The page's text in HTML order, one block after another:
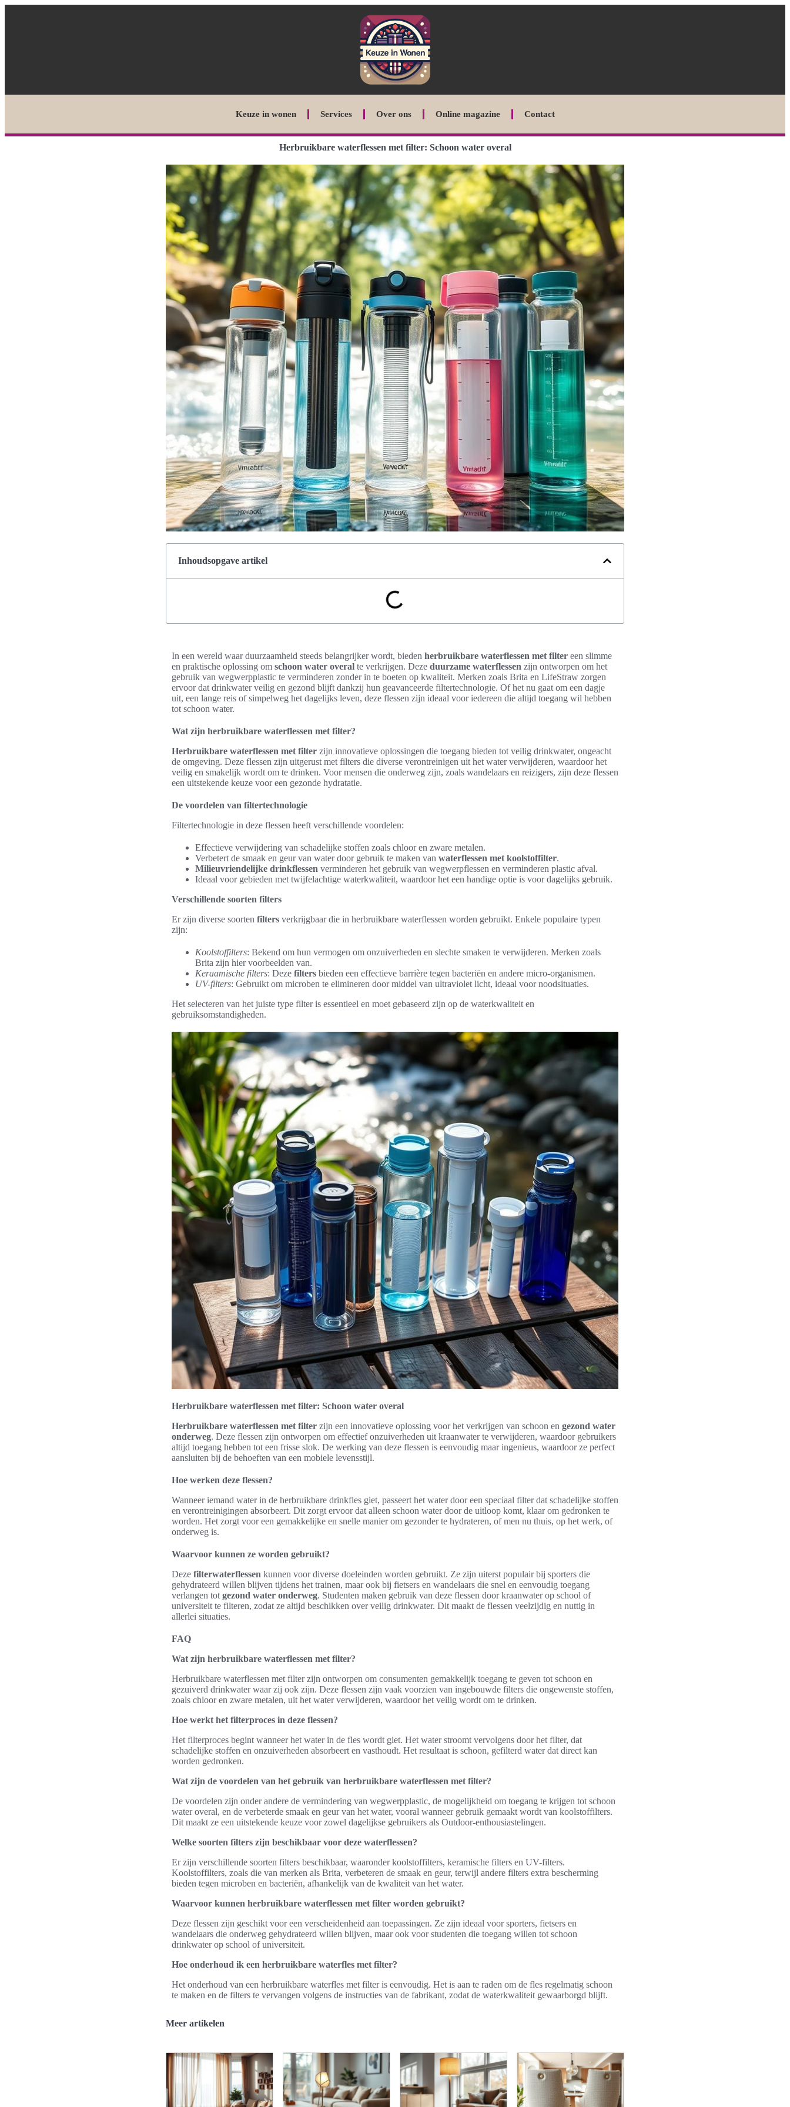
Keuze in wonen Services Over ons Online magazine Contact
Herbruikbare waterflessen met filter: Schoon water overal
Inhoudsopgave artikel
In een wereld waar duurzaamheid steeds belangrijker wordt, bieden herbruikbare waterflessen met filter een slimme
en praktische oplossing om schoon water overal te verkrijgen. Deze duurzame waterflessen zijn ontworpen om het
gebruik van wegwerpplastic te verminderen zonder in te boeten op kwaliteit. Merken zoals Brita en LifeStraw zorgen
ervoor dat drinkwater veilig en gezond blijft dankzij hun geavanceerde filtertechnologie. Of het nu gaat om een dagje
uit, een lange reis of simpelweg het dagelijks leven, deze flessen zijn ideaal voor iedereen die altijd toegang wil hebben
tot schoon water.
Wat zijn herbruikbare waterflessen met filter?
Herbruikbare waterflessen met filter zijn innovatieve oplossingen die toegang bieden tot veilig drinkwater, ongeacht
de omgeving. Deze flessen zijn uitgerust met filters die diverse verontreinigen uit het water verwijderen, waardoor het
veilig en smakelijk wordt om te drinken. Voor mensen die onderweg zijn, zoals wandelaars en reizigers, zijn deze flessen
een uitstekende keuze voor een gezonde hydratatie.
De voordelen van filtertechnologie
Filtertechnologie in deze flessen heeft verschillende voordelen:
Effectieve verwijdering van schadelijke stoffen zoals chloor en zware metalen.
Verbetert de smaak en geur van water door gebruik te maken van waterflessen met koolstoffilter.
Milieuvriendelijke drinkflessen verminderen het gebruik van wegwerpflessen en verminderen plastic afval.
Ideaal voor gebieden met twijfelachtige waterkwaliteit, waardoor het een handige optie is voor dagelijks gebruik.
Verschillende soorten filters
Er zijn diverse soorten filters verkrijgbaar die in herbruikbare waterflessen worden gebruikt. Enkele populaire typen
zijn:
Koolstoffilters: Bekend om hun vermogen om onzuiverheden en slechte smaken te verwijderen. Merken zoals
Brita zijn hier voorbeelden van.
Keraamische filters: Deze filters bieden een effectieve barrière tegen bacteriën en andere micro-organismen.
UV-filters: Gebruikt om microben te elimineren door middel van ultraviolet licht, ideaal voor noodsituaties.
Het selecteren van het juiste type filter is essentieel en moet gebaseerd zijn op de waterkwaliteit en
gebruiksomstandigheden.
Herbruikbare waterflessen met filter: Schoon water overal
Herbruikbare waterflessen met filter zijn een innovatieve oplossing voor het verkrijgen van schoon en gezond water
onderweg. Deze flessen zijn ontworpen om effectief onzuiverheden uit kraanwater te verwijderen, waardoor gebruikers
altijd toegang hebben tot een frisse slok. De werking van deze flessen is eenvoudig maar ingenieus, waardoor ze perfect
aansluiten bij de behoeften van een mobiele levensstijl.
Hoe werken deze flessen?
Wanneer iemand water in de herbruikbare drinkfles giet, passeert het water door een speciaal filter dat schadelijke stoffen
en verontreinigingen absorbeert. Dit zorgt ervoor dat alleen schoon water door de uitloop komt, klaar om gedronken te
worden. Het zorgt voor een gemakkelijke en snelle manier om gezonder te hydrateren, of men nu thuis, op het werk, of
onderweg is.
Waarvoor kunnen ze worden gebruikt?
Deze filterwaterflessen kunnen voor diverse doeleinden worden gebruikt. Ze zijn uiterst populair bij sporters die
gehydrateerd willen blijven tijdens het trainen, maar ook bij fietsers en wandelaars die snel en eenvoudig toegang
verlangen tot gezond water onderweg. Studenten maken gebruik van deze flessen door kraanwater op school of
universiteit te filteren, zodat ze altijd beschikken over veilig drinkwater. Dit maakt de flessen veelzijdig en nuttig in
allerlei situaties.
FAQ
Wat zijn herbruikbare waterflessen met filter?
Herbruikbare waterflessen met filter zijn ontworpen om consumenten gemakkelijk toegang te geven tot schoon en
gezuiverd drinkwater waar zij ook zijn. Deze flessen zijn vaak voorzien van ingebouwde filters die ongewenste stoffen,
zoals chloor en zware metalen, uit het water verwijderen, waardoor het veilig wordt om te drinken.
Hoe werkt het filterproces in deze flessen?
Het filterproces begint wanneer het water in de fles wordt giet. Het water stroomt vervolgens door het filter, dat
schadelijke stoffen en onzuiverheden absorbeert en vasthoudt. Het resultaat is schoon, gefilterd water dat direct kan
worden gedronken.
Wat zijn de voordelen van het gebruik van herbruikbare waterflessen met filter?
De voordelen zijn onder andere de vermindering van wegwerpplastic, de mogelijkheid om toegang te krijgen tot schoon
water overal, en de verbeterde smaak en geur van het water, vooral wanneer gebruik gemaakt wordt van koolstoffilters.
Dit maakt ze een uitstekende keuze voor zowel dagelijkse gebruikers als Outdoor-enthousiastelingen.
Welke soorten filters zijn beschikbaar voor deze waterflessen?
Er zijn verschillende soorten filters beschikbaar, waaronder koolstoffilters, keramische filters en UV-filters.
Koolstoffilters, zoals die van merken als Brita, verbeteren de smaak en geur, terwijl andere filters extra bescherming
bieden tegen microben en bacteriën, afhankelijk van de kwaliteit van het water.
Waarvoor kunnen herbruikbare waterflessen met filter worden gebruikt?
Deze flessen zijn geschikt voor een verscheidenheid aan toepassingen. Ze zijn ideaal voor sporters, fietsers en
wandelaars die onderweg gehydrateerd willen blijven, maar ook voor studenten die toegang willen tot schoon
drinkwater op school of universiteit.
Hoe onderhoud ik een herbruikbare waterfles met filter?
Het onderhoud van een herbruikbare waterfles met filter is eenvoudig. Het is aan te raden om de fles regelmatig schoon
te maken en de filters te vervangen volgens de instructies van de fabrikant, zodat de waterkwaliteit gewaarborgd blijft.
Meer artikelen